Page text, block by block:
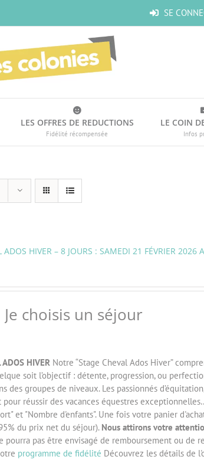
SE
LES OFFRES DE REDUCTIONS
Fidélité récompensée
LE COIN
Infos
ADOS HIVER – 8 JOURS : SAMEDI 21 FÉVRIER 2026
Je choisis un séjour
ADOS HIVERNotre “Stage Cheval Ados Hiver”
soit l’objectif : détente, progression, ou
des groupes de niveaux. Les passionnés
réussir des vacances équestres
et "Nombre d'enfants". Une fois votre panier
du prix net du séjour). Nous attirons votre
pourra pas être envisagé de remboursement ou de
programme de fidélité Découvrez les détails de